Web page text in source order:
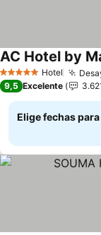
5 Estrellas Hotel
AC Hotel by
9,5 Excelente
Elige fechas